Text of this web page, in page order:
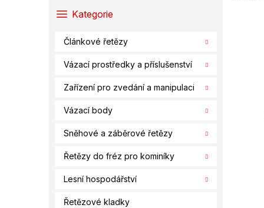
PřeskočitKategorie
Článkové řetězy
Vázací prostředky a příslušenství
Zařízení pro zvedání a manipulaci
Vázací body
Sněhové a záběrové řetězy
Řetězy do fréz pro kominíky
Lesní hospodářství
Řetězové kladky